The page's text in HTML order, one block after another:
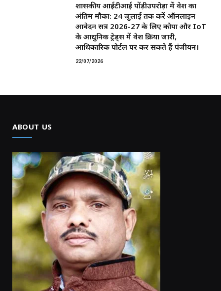
शासकीय आईटीआई पोंड़ीउपरोड़ा में प्रवेश का
अंतिम मौका: 24 जुलाई तक करें ऑनलाइन
आवेदन सत्र 2026-27 के लिए कोपा और IoT
के आधुनिक ट्रेड्स में प्रवेश प्रक्रिया जारी,
आधिकारिक पोर्टल पर कर सकते हैं पंजीयन।
22/07/2026
ABOUT US